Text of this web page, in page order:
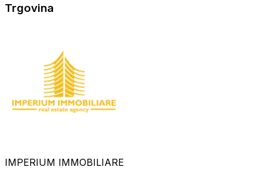
Trgovina
IMPERIUM IMMOBILIARE